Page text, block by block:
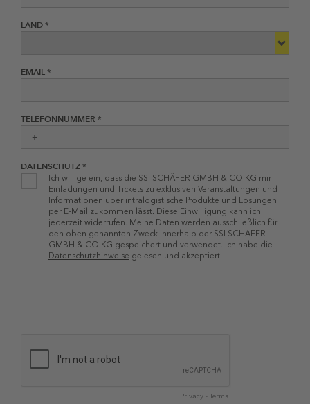
LAND *
EMAIL *
TELEFONNUMMER *
DATENSCHUTZ *
Ich willige ein, dass die SSI SCHÄFER GMBH & CO KG mir
Einladungen und Tickets zu exklusiven Veranstaltungen und
Informationen über intralogistische Produkte und Lösungen
per E-Mail zukommen lässt. Diese Einwilligung kann ich
jederzeit widerrufen. Meine Daten werden ausschließlich für
den oben genannten Zweck innerhalb der SSI SCHÄFER
GMBH & CO KG gespeichert und verwendet. Ich habe die
Datenschutzhinweise gelesen und akzeptiert.
Privacy - Terms